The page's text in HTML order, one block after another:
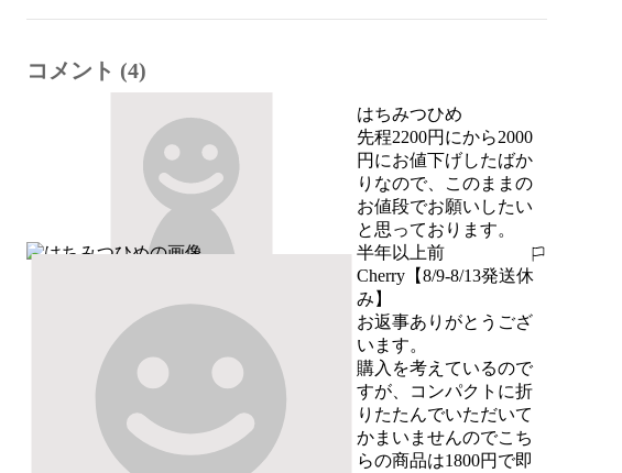
コメント (4)
はちみつひめ
先程2200円にから2000
円にお値下げしたばか
りなので、このままの
お値段でお願いしたい
と思っております。
半年以上前
報告する
Cherry【8/9-8/13発送休
み】
お返事ありがとうござ
います。
購入を考えているので
すが、コンパクトに折
りたたんでいただいて
かまいませんのでこち
らの商品は1800円で即